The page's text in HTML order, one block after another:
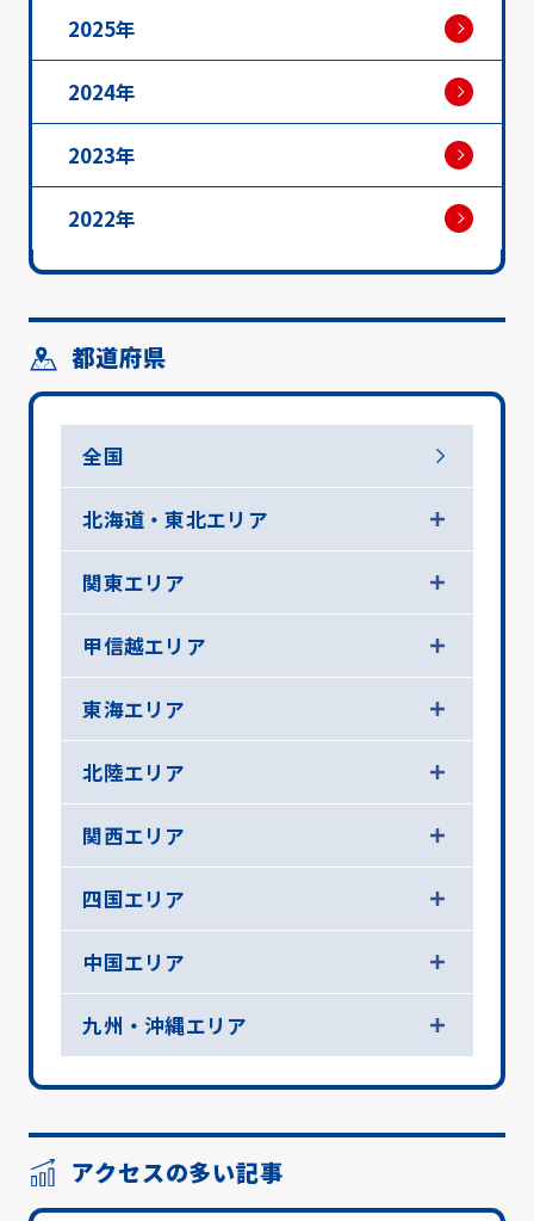
2025年
2024年
2023年
2022年
都道府県
全国
北海道・東北エリア
関東エリア
甲信越エリア
東海エリア
北陸エリア
関西エリア
四国エリア
中国エリア
九州・沖縄エリア
アクセスの多い記事